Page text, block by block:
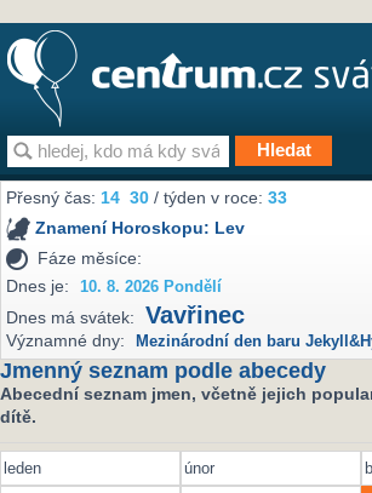
Přesný čas:14 30 / týden v roce:33
Znamení Horoskopu: Lev
Fáze měsíce:
Dnes je:
10. 8. 2026 Pondělí
Dnes má svátek: Vavřinec
Významné dny: Mezinárodní den baru
Jmenný seznam podle abecedy
Abecední seznam jmen, včetně jejich
dítě.
leden únor